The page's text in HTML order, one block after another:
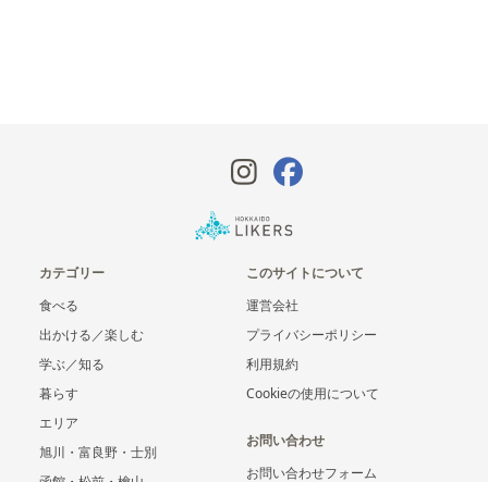
カテゴリー
食べる
出かける／楽しむ
学ぶ／知る
暮らす
エリア
旭川・富良野・士別
このサイトについて
運営会社
プライバシーポリシー
利用規約
Cookieの使用について
お問い合わせ
お問い合わせフォーム